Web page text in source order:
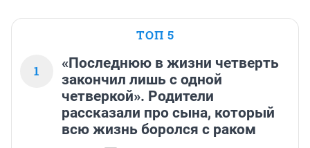
ТОП 5
1
«Последнюю в жизни четверть
закончил лишь с одной
четверкой». Родители
рассказали про сына, который
всю жизнь боролся с раком